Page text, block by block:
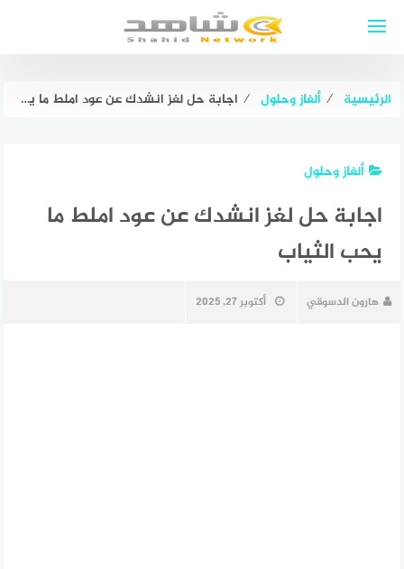
الرئيسية ⁄ ألغاز وحلول ⁄ اجابة حل لغز انشدك عن عود املط ما يحب الثياب
ألغاز وحلول
اجابة حل لغز انشدك عن عود املط ما
يحب الثياب
هارون الدسوقي أكتوبر 27, 2025